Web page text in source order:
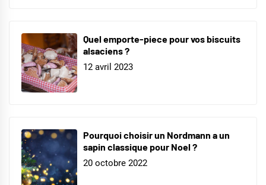
Quel emporte-piece pour vos biscuits
alsaciens ?
12 avril 2023
Pourquoi choisir un Nordmann a un
sapin classique pour Noel ?
20 octobre 2022